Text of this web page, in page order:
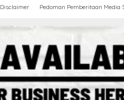
Disclaimer Pedoman Pemberitaan Media